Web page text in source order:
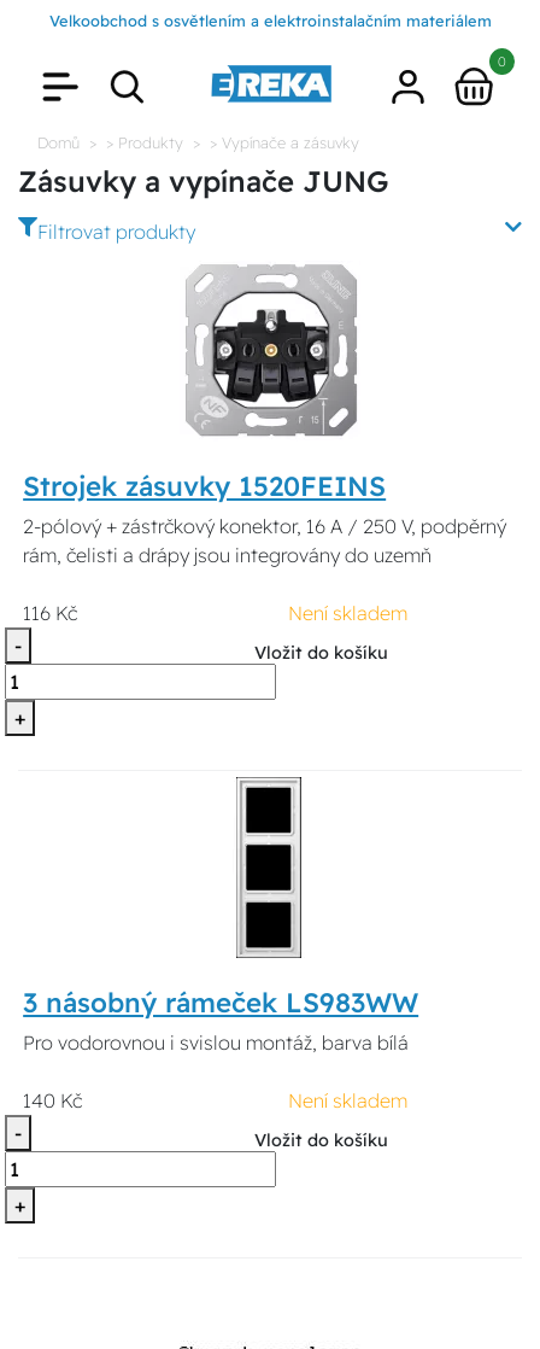
Velkoobchod s osvětlením a elektroinstalačním materiálem
0
Domů > Produkty > Vypínače a zásuvky
Zásuvky a vypínače JUNG
Filtrovat produkty
Strojek zásuvky 1520FEINS
2-pólový + zástrčkový konektor, 16 A / 250 V, podpěrný
rám, čelisti a drápy jsou integrovány do uzemň
116 Kč
Není skladem
-
+
Vložit do košíku
3 násobný rámeček LS983WW
Pro vodorovnou i svislou montáž, barva bílá
140 Kč
Není skladem
-
+
Vložit do košíku